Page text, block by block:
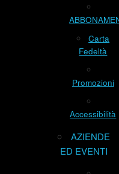
Carta
Fedeltà
Promozioni
Accessibilità
AZIENDE
ED EVENTI